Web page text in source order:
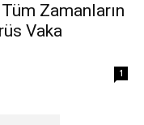
Zamanların
Vaka
1